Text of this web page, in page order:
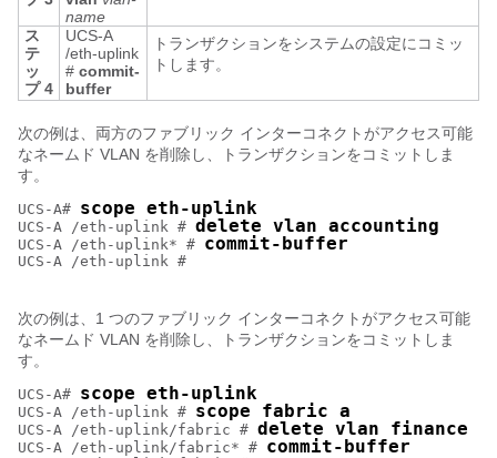
name
ス
テ
ッ
プ 4
UCS-A
/eth-uplink
# commit-
buffer
トランザクションをシステムの設定にコミッ
トします。
次の例は、両方のファブリック インターコネクトがアクセス可能
なネームド VLAN を削除し、トランザクションをコミットしま
す。
UCS-A# scope eth-uplink
UCS-A /eth-uplink # delete vlan accounting
UCS-A /eth-uplink* # commit-buffer
UCS-A /eth-uplink #
次の例は、1 つのファブリック インターコネクトがアクセス可能
なネームド VLAN を削除し、トランザクションをコミットしま
す。
UCS-A# scope eth-uplink
UCS-A /eth-uplink # scope fabric a
UCS-A /eth-uplink/fabric # delete vlan finance
UCS-A /eth-uplink/fabric* # commit-buffer